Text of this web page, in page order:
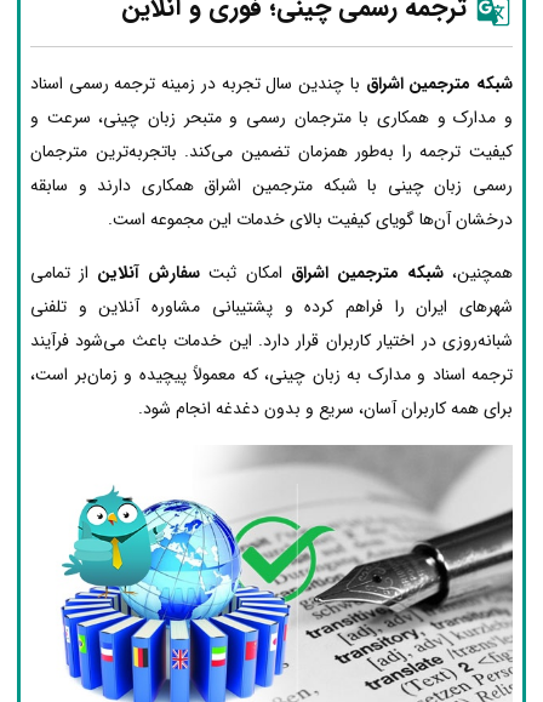
ترجمه رسمی چینی؛ فوری و آنلاین
شبکه مترجمین اشراق با چندین سال تجربه در زمینه ترجمه رسمی اسناد
و مدارک و همکاری با مترجمان رسمی و متبحر زبان چینی، سرعت و
کیفیت ترجمه را به‌طور همزمان تضمین می‌کند. باتجربه‌ترین مترجمان
رسمی زبان چینی با شبکه مترجمین اشراق همکاری دارند و سابقه
درخشان آن‌ها گویای کیفیت بالای خدمات این مجموعه است.
همچنین،شبکه مترجمین اشراق امکان ثبت سفارش آنلاین از تمامی
شهرهای ایران را فراهم کرده و پشتیبانی مشاوره آنلاین و تلفنی
شبانه‌روزی در اختیار کاربران قرار دارد. این خدمات باعث می‌شود فرآیند
ترجمه اسناد و مدارک به زبان چینی، که معمولاً پیچیده و زمان‌بر است،
برای همه کاربران آسان، سریع و بدون دغدغه انجام شود.